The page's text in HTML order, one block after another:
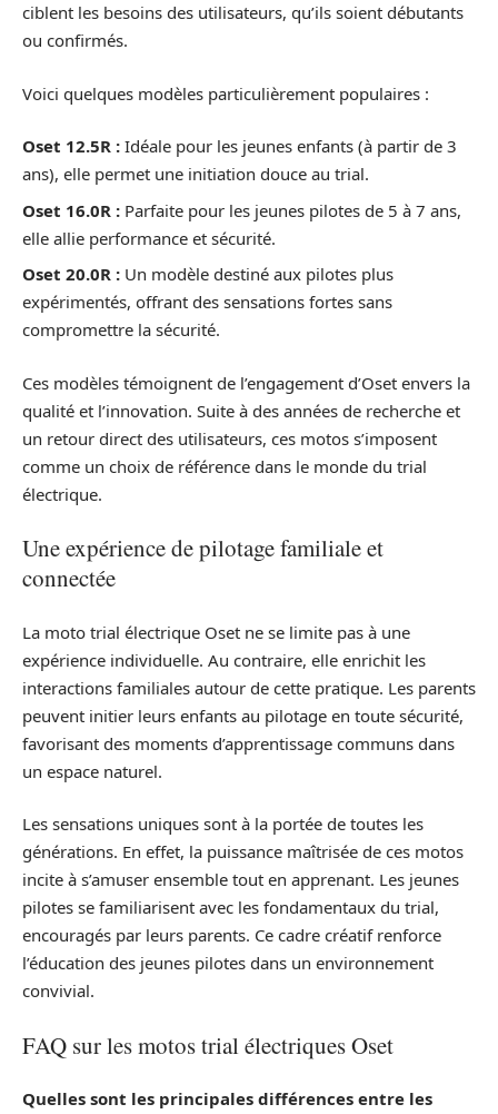
ciblent les besoins des utilisateurs, qu’ils soient débutants
ou confirmés.
Voici quelques modèles particulièrement populaires :
Oset 12.5R : Idéale pour les jeunes enfants (à partir de 3
ans), elle permet une initiation douce au trial.
Oset 16.0R : Parfaite pour les jeunes pilotes de 5 à 7 ans,
elle allie performance et sécurité.
Oset 20.0R : Un modèle destiné aux pilotes plus
expérimentés, offrant des sensations fortes sans
compromettre la sécurité.
Ces modèles témoignent de l’engagement d’Oset envers la
qualité et l’innovation. Suite à des années de recherche et
un retour direct des utilisateurs, ces motos s’imposent
comme un choix de référence dans le monde du trial
électrique.
Une expérience de pilotage familiale et
connectée
La moto trial électrique Oset ne se limite pas à une
expérience individuelle. Au contraire, elle enrichit les
interactions familiales autour de cette pratique. Les parents
peuvent initier leurs enfants au pilotage en toute sécurité,
favorisant des moments d’apprentissage communs dans
un espace naturel.
Les sensations uniques sont à la portée de toutes les
générations. En effet, la puissance maîtrisée de ces motos
incite à s’amuser ensemble tout en apprenant. Les jeunes
pilotes se familiarisent avec les fondamentaux du trial,
encouragés par leurs parents. Ce cadre créatif renforce
l’éducation des jeunes pilotes dans un environnement
convivial.
FAQ sur les motos trial électriques Oset
Quelles sont les principales différences entre les